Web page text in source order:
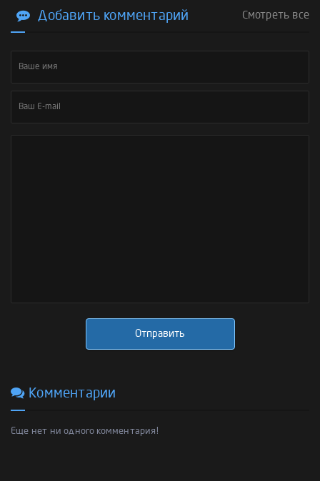
Добавить комментарий Смотреть все
Отправить
Комментарии
Еще нет ни одного комментария!